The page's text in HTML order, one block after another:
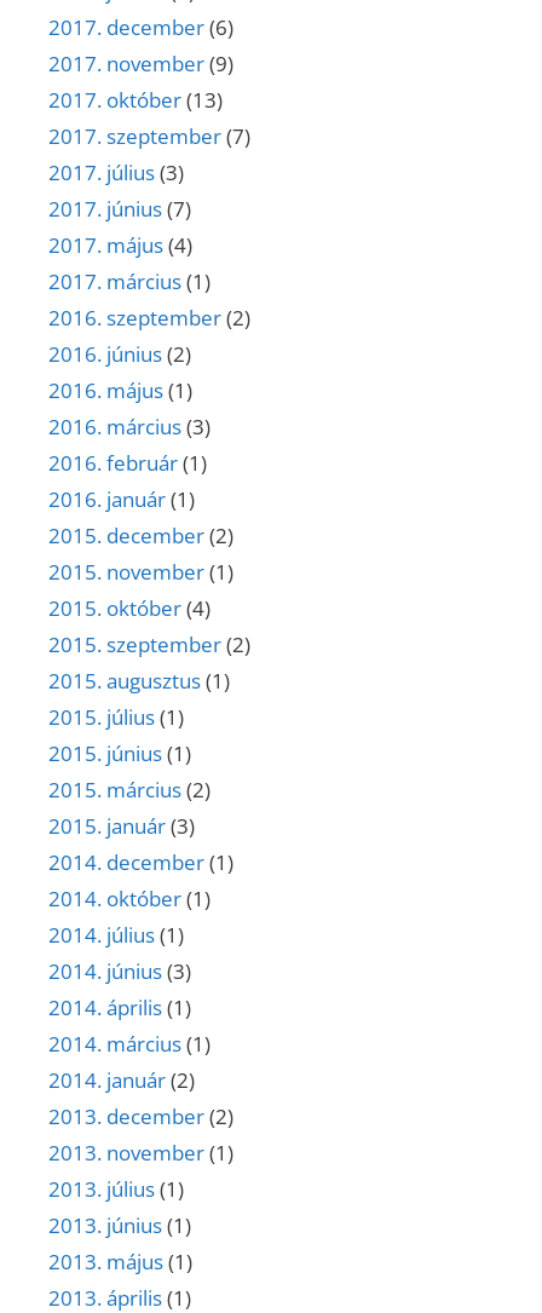
2017. december(6)
2017. november(9)
2017. október(13)
2017. szeptember(7)
2017. július(3)
2017. június(7)
2017. május(4)
2017. március(1)
2016. szeptember(2)
2016. június(2)
2016. május(1)
2016. március(3)
2016. február(1)
2016. január(1)
2015. december(2)
2015. november(1)
2015. október(4)
2015. szeptember(2)
2015. augusztus(1)
2015. július(1)
2015. június(1)
2015. március(2)
2015. január(3)
2014. december(1)
2014. október(1)
2014. július(1)
2014. június(3)
2014. április(1)
2014. március(1)
2014. január(2)
2013. december(2)
2013. november(1)
2013. július(1)
2013. június(1)
2013. május(1)
2013. április(1)